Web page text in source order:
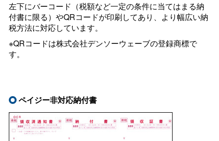
左下にバーコード（税額など一定の条件に当てはまる納
付書に限る）やQRコードが印刷してあり、より幅広い納
税方法に対応しています。
※QRコードは株式会社デンソーウェーブの登録商標で
す。
ペイジー非対応納付書